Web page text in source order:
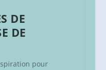
DE
DE
pour